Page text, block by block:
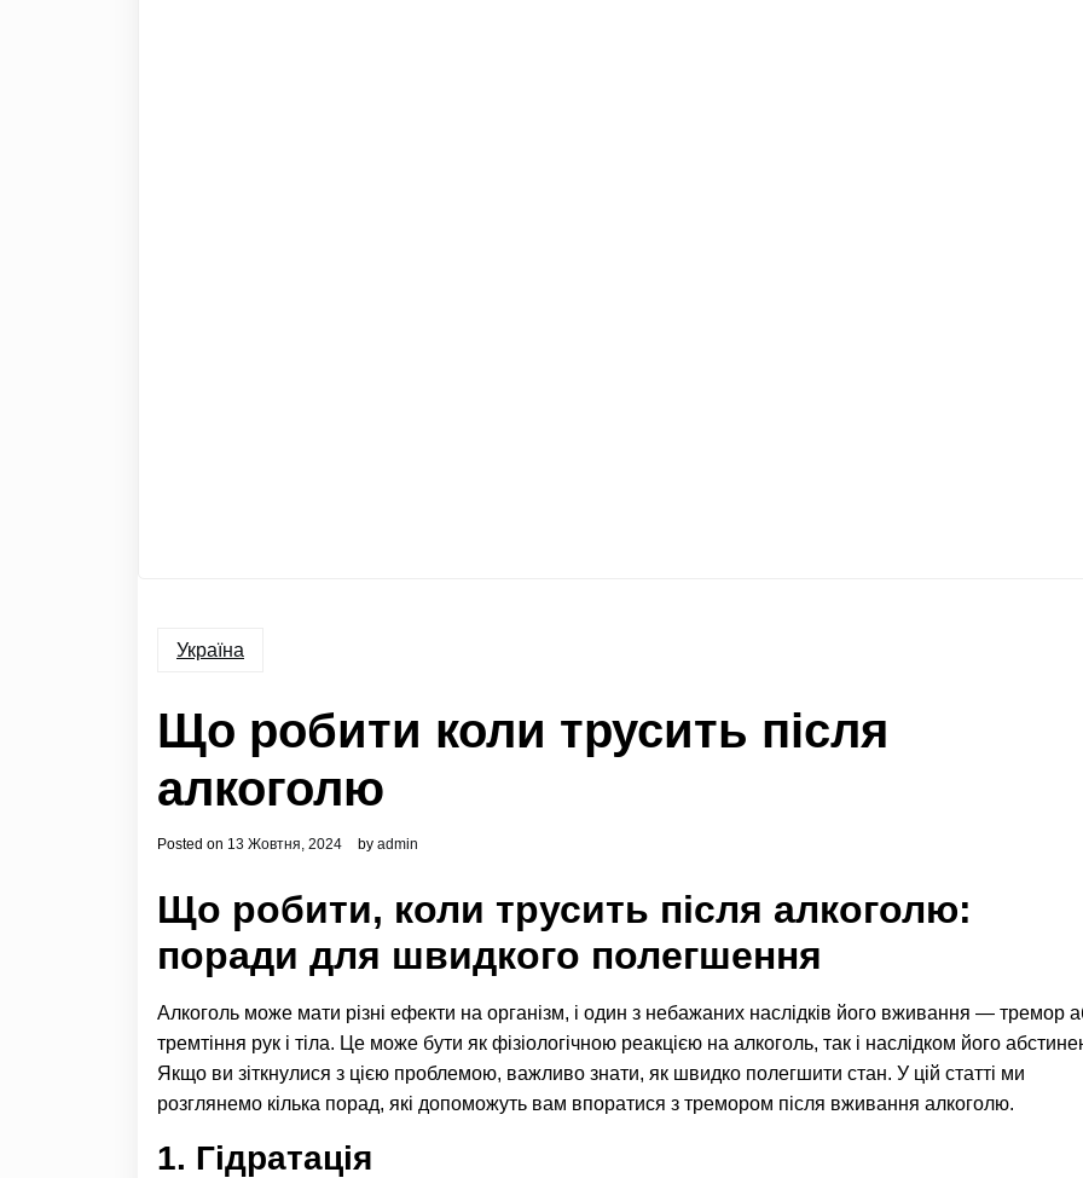
Україна
Що робити коли трусить після
алкоголю
Posted on 13 Жовтня, 2024 by admin
Що робити, коли трусить після алкоголю:
поради для швидкого полегшення
Алкоголь може мати різні ефекти на організм, і один з небажаних наслідків його вживання — тремор
тремтіння рук і тіла. Це може бути як фізіологічною реакцією на алкоголь, так і наслідком його
Якщо ви зіткнулися з цією проблемою, важливо знати, як швидко полегшити стан. У цій статті ми
розглянемо кілька порад, які допоможуть вам впоратися з тремором після вживання алкоголю.
1. Гідратація